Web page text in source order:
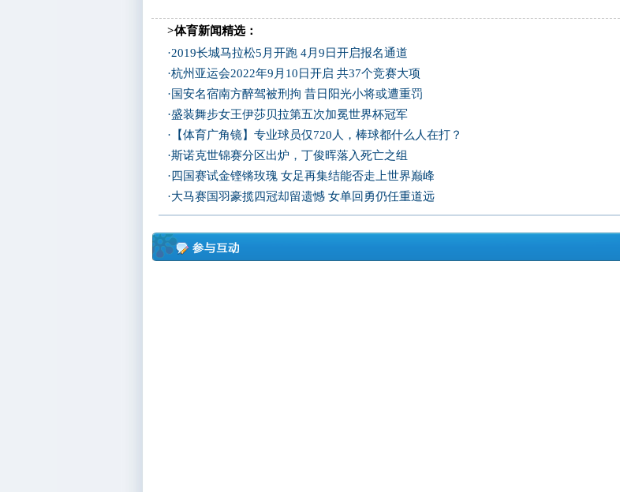
>体育新闻精选：
·2019长城马拉松5月开跑 4月9日开启报名通道
·杭州亚运会2022年9月10日开启 共37个竞赛大项
· 国安名宿南方醉驾被刑拘 昔日阳光小将或遭重罚
·盛装舞步女王伊莎贝拉第五次加冕世界杯冠军
· 【体育广角镜】专业球员仅720人，棒球都什么人在打？
·斯诺克世锦赛分区出炉，丁俊晖落入死亡之组
· 四国赛试金铿锵玫瑰 女足再集结能否走上世界巅峰
·大马赛国羽豪揽四冠却留遗憾 女单回勇仍任重道远